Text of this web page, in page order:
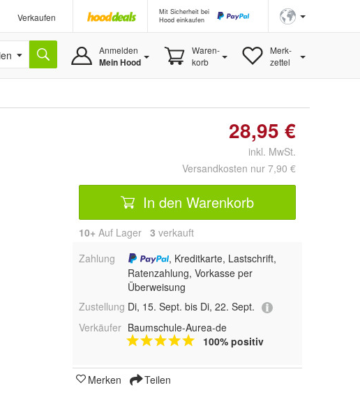
Verkaufen
Mit Sicherheit bei
Hood einkaufen
Anmelden
Mein Hood
Waren-
korb
Merk-
zettel
28,95 €
inkl. MwSt.
Versandkosten nur 7,90 €
In den Warenkorb
10+ Auf Lager 3 verkauft
Zahlung
, Kreditkarte, Lastschrift,
Ratenzahlung, Vorkasse per
Überweisung
Zustellung Di, 15. Sept. bis Di, 22. Sept.
Verkäufer Baumschule-Aurea-de
100% positiv
Merken Teilen